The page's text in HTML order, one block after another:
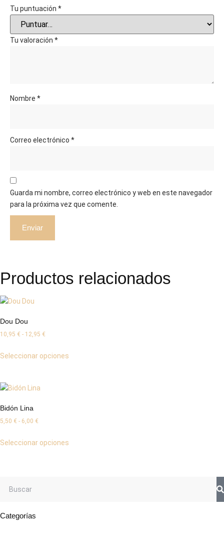
Tu puntuación *
Tu valoración *
Nombre *
Correo electrónico *
Guarda mi nombre, correo electrónico y web en este navegador
para la próxima vez que comente.
Productos relacionados
Dou Dou
10,95 € - 12,95 €
Seleccionar opciones
Bidón Lina
5,50 € - 6,00 €
Seleccionar opciones
Categorías